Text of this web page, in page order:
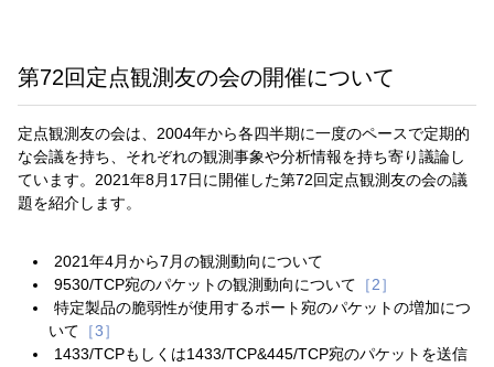
第72回定点観測友の会の開催について
定点観測友の会は、2004年から各四半期に一度のペースで定期的
な会議を持ち、それぞれの観測事象や分析情報を持ち寄り議論し
ています。2021年8月17日に開催した第72回定点観測友の会の議
題を紹介します。
2021年4月から7月の観測動向について
9530/TCP宛のパケットの観測動向について ［2］
特定製品の脆弱性が使用するポート宛のパケットの増加につ
いて ［3］
1433/TCPもしくは1433/TCP&445/TCP宛のパケットを送信